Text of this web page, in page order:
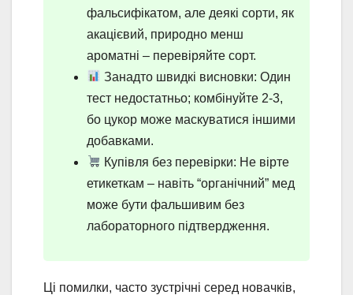
фальсифікатом, але деякі сорти, як
акацієвий, природно менш
ароматні – перевіряйте сорт.
Занадто швидкі висновки: Один
тест недостатньо; комбінуйте 2-3,
бо цукор може маскуватися іншими
добавками.
Купівля без перевірки: Не вірте
етикеткам – навіть “органічний” мед
може бути фальшивим без
лабораторного підтвердження.
Ці помилки, часто зустрічні серед новачків,